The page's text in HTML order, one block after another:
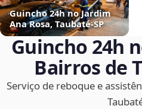
Guincho 24h no Jardim
Ana Rosa, Taubaté‑SP
Guincho 24h
Bairros de
Serviço de reboque e